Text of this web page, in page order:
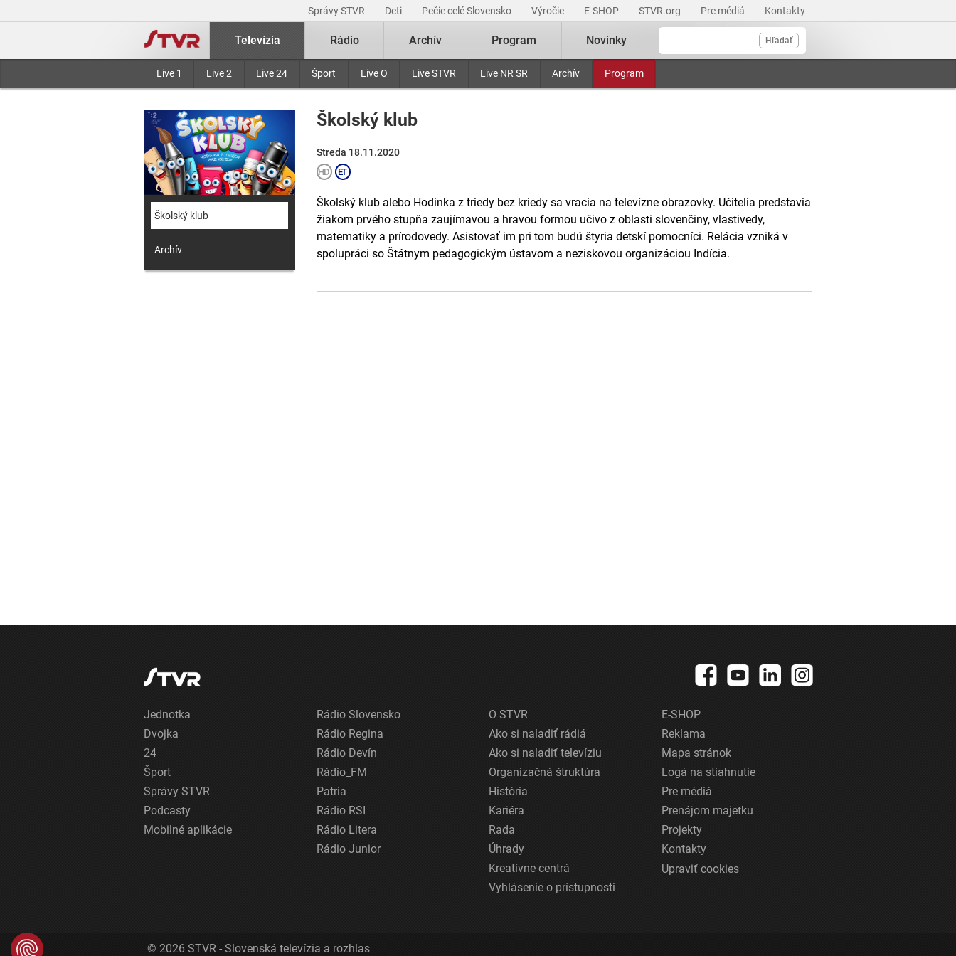
Správy STVR Deti Pečie celé Slovensko Výročie E-SHOP STVR.org Pre médiá Kontakty
Hľadať
Televízia
Live 1 Live 2 Live 24 Šport Live O Live STVR Live NR SR Archív Program
Rádio Archív Program Novinky
Školský klub
Archív
Školský klub
Streda 18.11.2020
Školský klub alebo Hodinka z triedy bez kriedy sa vracia na televízne obrazovky. Učitelia predstavia
žiakom prvého stupňa zaujímavou a hravou formou učivo z oblasti slovenčiny, vlastivedy,
matematiky a prírodovedy. Asistovať im pri tom budú štyria detskí pomocníci. Relácia vzniká v
spolupráci so Štátnym pedagogickým ústavom a neziskovou organizáciou Indícia.
Jednotka
Dvojka
24
Šport
Správy STVR
Podcasty
Mobilné aplikácie
Rádio Slovensko
Rádio Regina
Rádio Devín
Rádio_FM
Patria
Rádio RSI
Rádio Litera
Rádio Junior
O STVR
Ako si naladiť rádiá
Ako si naladiť televíziu
Organizačná štruktúra
História
Kariéra
Rada
Úhrady
Kreatívne centrá
Vyhlásenie o prístupnosti
E-SHOP
Reklama
Mapa stránok
Logá na stiahnutie
Pre médiá
Prenájom majetku
Projekty
Kontakty
Upraviť cookies
© 2026 STVR - Slovenská televízia a rozhlas